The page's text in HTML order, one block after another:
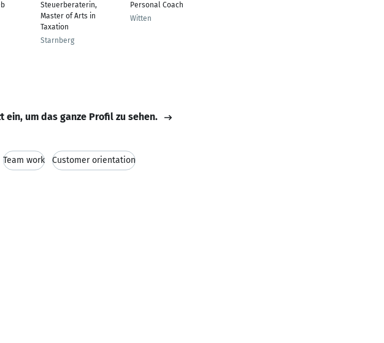
Steuerberaterin,
Master of Arts in
Taxation
Starnberg
Personal Coach
Witten
ein, um das ganze Profil zu sehen.
Team work Customer orientation